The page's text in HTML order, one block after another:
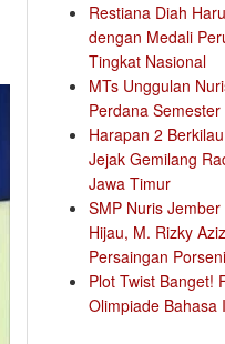
Restiana Diah
dengan Medali
Tingkat Nasional
MTs Unggulan
Perdana
Harapan 2
Jejak Gemilang
Jawa Timur
SMP Nuris
Hijau, M. Rizky
Persaingan
Plot Twist Banget!
Olimpiade Bahasa